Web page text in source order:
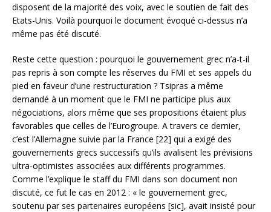
disposent de la majorité des voix, avec le soutien de fait des
Etats-Unis. Voilà pourquoi le document évoqué ci-dessus n’a
même pas été discuté.
Reste cette question : pourquoi le gouvernement grec n’a-t-il
pas repris à son compte les réserves du FMI et ses appels du
pied en faveur d’une restructuration ? Tsipras a même
demandé à un moment que le FMI ne participe plus aux
négociations, alors même que ses propositions étaient plus
favorables que celles de l’Eurogroupe. A travers ce dernier,
c’est l’Allemagne suivie par la France [22] qui a exigé des
gouvernements grecs successifs qu’ils avalisent les prévisions
ultra-optimistes associées aux différents programmes.
Comme l’explique le staff du FMI dans son document non
discuté, ce fut le cas en 2012 : « le gouvernement grec,
soutenu par ses partenaires européens [sic], avait insisté pour